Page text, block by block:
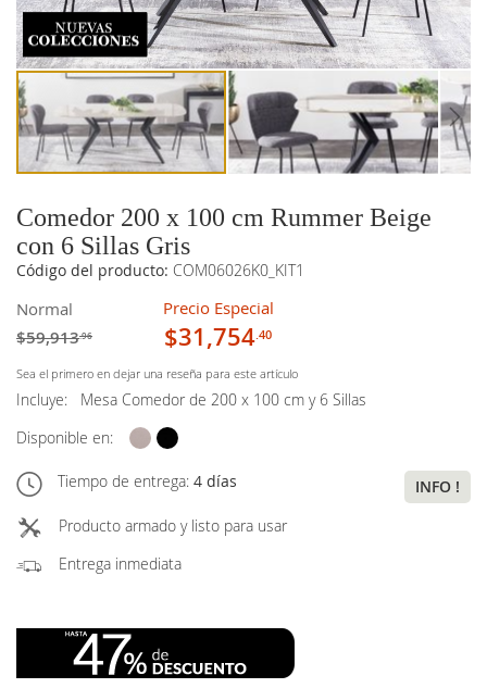
Comedor 200 x 100 cm Rummer Beige
con 6 Sillas Gris
Código del producto: COM06026K0_KIT1
Normal
$59,913.96
Precio Especial
$31,754.40
Sea el primero en dejar una reseña para este artículo
Incluye:
Mesa Comedor de 200 x 100 cm y 6 Sillas
Disponible en:
Tiempo de entrega: 4 días
INFO !
Producto armado y listo para usar
Entrega inmediata
imágenes
imágenes